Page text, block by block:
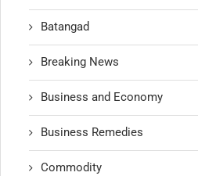
Batangad
Breaking News
Business and Economy
Business Remedies
Commodity